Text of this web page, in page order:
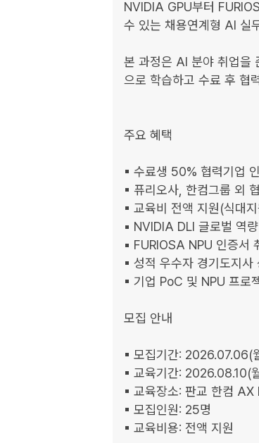
NVIDIA GPU부터
수 있는 채용연계형 AI 실
본 과정은 AI 분야 취업을
으로 학습하고 수료 후 협
주요 혜택
▪︎ 수료생 50% 협력기업
▪︎ 퓨리오사, 한컴그룹 외
▪︎ 교육비 전액 지원(식대
▪︎ NVIDIA DLI 글로벌 역
▪︎ FURIOSA NPU 인증서
▪︎ 성적 우수자 경기도지사
▪︎ 기업 PoC 및 NPU 프로
모집 안내
▪︎ 모집기간:
▪︎ 교육기간: 2026.08.10(
▪︎ 교육장소: 판교 한컴
▪︎ 모집인원: 25명
▪︎ 교육비용: 전액 지원